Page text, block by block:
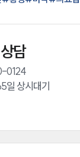
담
0124
일 상시대기